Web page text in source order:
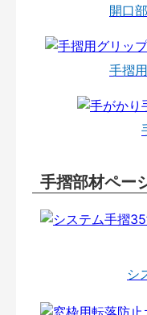
開口
手摺
手摺部材ペー
シ